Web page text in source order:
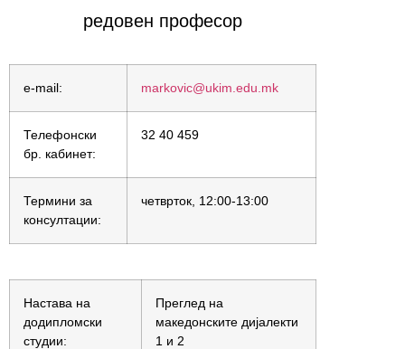
редовен професор
e-mail: markovic@ukim.edu.mk
Телефонски
бр. кабинет:
32 40 459
Термини за
консултации:
четврток, 12:00-13:00
Настава на
додипломски
студии:
Преглед на
македонските дијалекти
1 и 2